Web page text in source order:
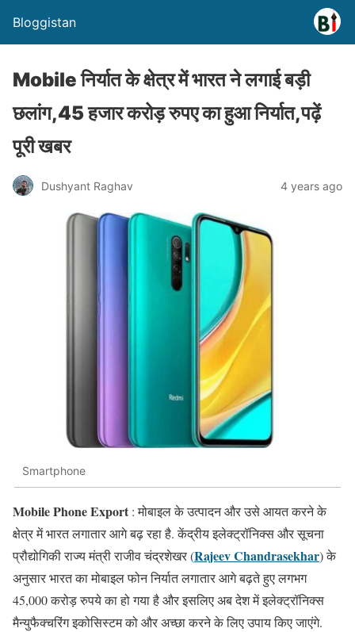
Bloggistan
Mobile निर्यात के क्षेत्र में भारत ने लगाई बड़ी
छलांग,45 हजार करोड़ रुपए का हुआ निर्यात,पढ़ें
पूरी खबर
Dushyant Raghav 4 years ago
Smartphone
Mobile Phone Export : मोबाइल के उत्पादन और उसे आयत करने के
क्षेत्र में भारत लगातार आगे बढ़ रहा है. केंद्रीय इलेक्ट्रॉनिक्स और सूचना
प्रौद्योगिकी राज्य मंत्री राजीव चंद्रशेखर (Rajeev Chandrasekhar) के
अनुसार भारत का मोबाइल फोन निर्यात लगातार आगे बढ़ते हुए लगभग
45,000 करोड़ रुपये का हो गया है और इसलिए अब देश में इलेक्ट्रॉनिक्स
मैन्युफैक्चरिंग इकोसिस्टम को और अच्छा करने के लिए उपाय किए जाएंगे.